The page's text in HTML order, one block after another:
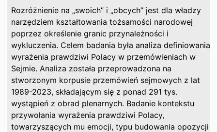
Rozróżnienie na „swoich” i „obcych” jest dla władzy
narzędziem kształtowania tożsamości narodowej
poprzez określenie granic przynależności i
wykluczenia. Celem badania była analiza definiowania
wyrażenia prawdziwi Polacy w przemówieniach w
Sejmie. Analiza została przeprowadzona na
stworzonym korpusie przemówień sejmowych z lat
1989-2023, składającym się z ponad 291 tys.
wystąpień z obrad plenarnych. Badanie kontekstu
przywołania wyrażenia prawdziwi Polacy,
towarzyszących mu emocji, typu budowania opozycji